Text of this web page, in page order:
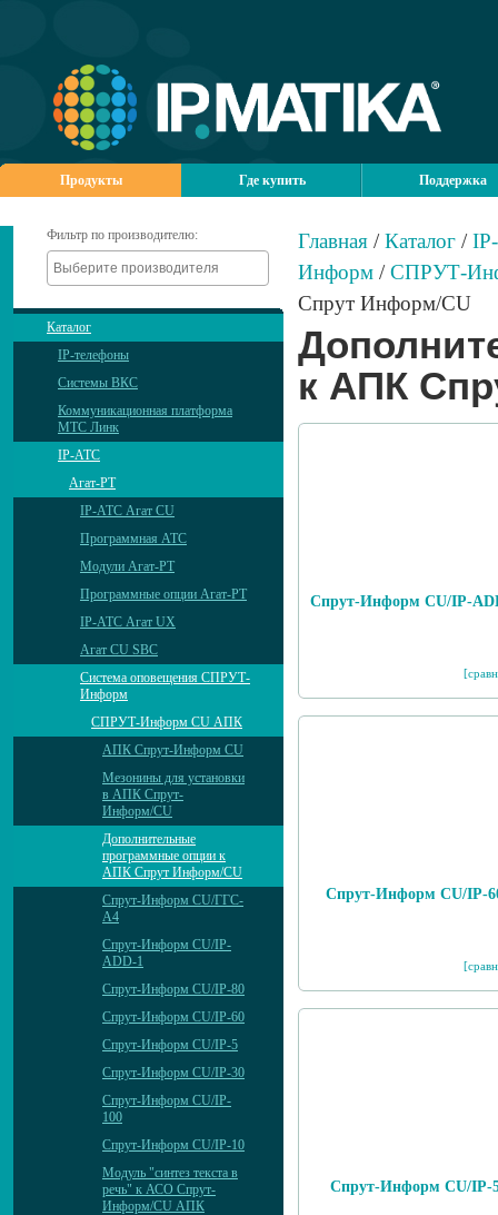
Продукты Где купить Поддержка
Фильтр по производителю:
Каталог
IP-телефоны
Системы ВКС
Коммуникационная платформа
МТС Линк
IP-АТС
Агат-РТ
IP-АТС Агат CU
Программная АТС
Модули Агат-РТ
Программные опции Агат-РТ
IP-АТС Агат UX
Агат CU SBC
Система оповещения СПРУТ-
Информ
СПРУТ-Информ CU АПК
АПК Спрут-Информ CU
Мезонины для установки
в АПК Спрут-
Информ/CU
Дополнительные
программные опции к
АПК Спрут Информ/CU
Спрут-Информ CU/ГГС-
А4
Спрут-Информ CU/IP-
ADD-1
Спрут-Информ CU/IP-80
Спрут-Информ CU/IP-60
Спрут-Информ CU/IP-5
Спрут-Информ CU/IP-30
Спрут-Информ CU/IP-
100
Спрут-Информ CU/IP-10
Модуль "синтез текста в
речь" к АСО Спрут-
Информ/CU АПК
Главная /Каталог /
Информ /СПРУТ-
Спрут Информ/CU
к АПК
Спрут-Информ CU/IP-
Спрут-Информ CU/IP-
Спрут-Информ CU/IP-